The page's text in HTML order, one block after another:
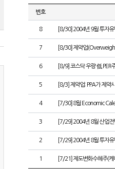
번호
8 [8/30] 2004년 9월 투자
7 [8/30] 제약업
6 [8/9] 코스닥 우량 低 PER
5 [8/3] 제약업: PPA가 제약
4 [7/30] 8월 Economic
3 [7/29] 2004년 8월 산업전
2 [7/29] 2004년 8월 투자
1 [7/21] 제도변화수혜주(